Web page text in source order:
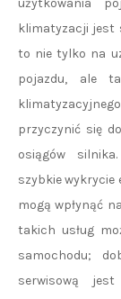
użytkowania
klimatyzacji jest
to nie tylko na
pojazdu, ale
przyczynić się
osiągów
szybkie
mogą wpłynąć
takich usług
samochodu;
serwisową